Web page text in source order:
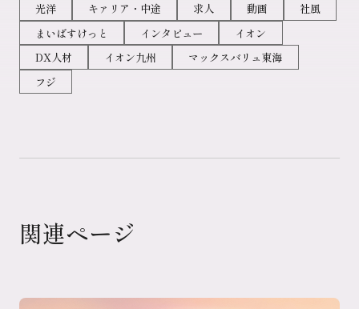
光洋
キァリア・中途 求人 動画
社風
まいばすけっと
インタビュー
イオン
DX人材
イオン九州
マックスバリュ東海
フジ
関連ページ